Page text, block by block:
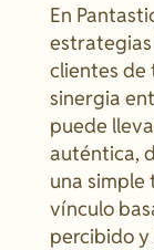
En
estrategias
clientes de
sinergia
puede
auténtica,
una simple
vínculo
percibido